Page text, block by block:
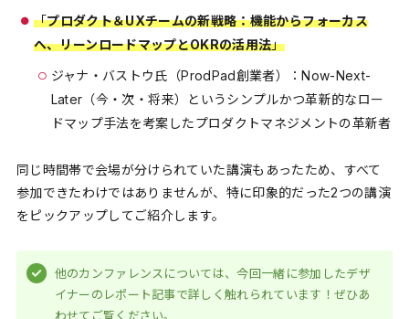
「プロダクト＆UXチームの新戦略：機能からフォーカス
へ、リーンロードマップとOKRの活用法」
ジャナ・バストウ氏（ProdPad創業者）：Now-Next-
Later（今・次・将来）というシンプルかつ革新的なロー
ドマップ手法を考案したプロダクトマネジメントの革新者
同じ時間帯で会場が分けられていた講演もあったため、すべて
参加できたわけではありませんが、特に印象的だった2つの講演
をピックアップしてご紹介します。
他のカンファレンスについては、今回一緒に参加したデザ
イナーのレポート記事で詳しく触れられています！ぜひあ
わせてご覧ください。